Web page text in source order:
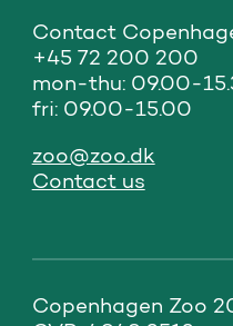
Contact
+45 72 200 200
mon-thu: 09.00-
fri: 09.00-15.00
zoo@zoo.dk
Contact us
Copenhagen Zoo